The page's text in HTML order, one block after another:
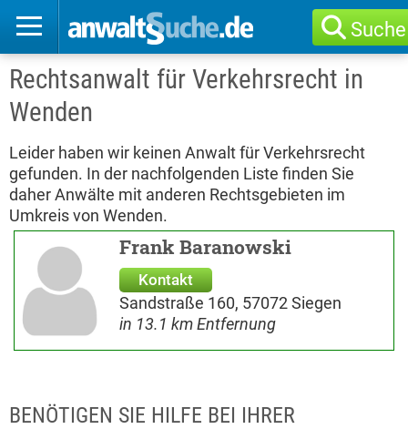
Suche
Rechtsanwalt für Verkehrsrecht in
Wenden
Leider haben wir keinen Anwalt für Verkehrsrecht
gefunden. In der nachfolgenden Liste finden Sie
daher Anwälte mit anderen Rechtsgebieten im
Umkreis von Wenden.
Frank Baranowski
Kontakt
Sandstraße 160, 57072 Siegen
in 13.1 km Entfernung
BENÖTIGEN SIE HILFE BEI IHRER